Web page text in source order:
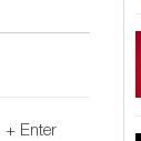
Enter